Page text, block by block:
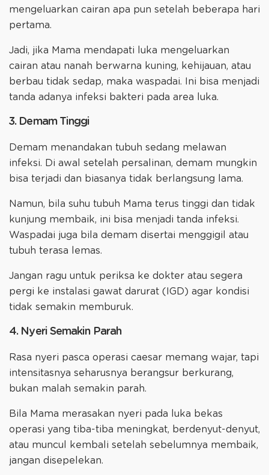
mengeluarkan cairan apa pun setelah beberapa hari
pertama.
Jadi, jika Mama mendapati luka mengeluarkan
cairan atau nanah berwarna kuning, kehijauan, atau
berbau tidak sedap, maka waspadai. Ini bisa menjadi
tanda adanya infeksi bakteri pada area luka.
3. Demam Tinggi
Demam menandakan tubuh sedang melawan
infeksi. Di awal setelah persalinan, demam mungkin
bisa terjadi dan biasanya tidak berlangsung lama.
Namun, bila suhu tubuh Mama terus tinggi dan tidak
kunjung membaik, ini bisa menjadi tanda infeksi.
Waspadai juga bila demam disertai menggigil atau
tubuh terasa lemas.
Jangan ragu untuk periksa ke dokter atau segera
pergi ke instalasi gawat darurat (IGD) agar kondisi
tidak semakin memburuk.
4. Nyeri Semakin Parah
Rasa nyeri pasca operasi caesar memang wajar, tapi
intensitasnya seharusnya berangsur berkurang,
bukan malah semakin parah.
Bila Mama merasakan nyeri pada luka bekas
operasi yang tiba-tiba meningkat, berdenyut-denyut,
atau muncul kembali setelah sebelumnya membaik,
jangan disepelekan.